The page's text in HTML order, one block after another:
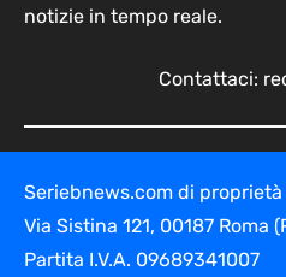
notizie in tempo reale.
Contattaci:
Seriebnews.com di proprietà
Via Sistina 121, 00187 Roma
Partita I.V.A. 09689341007